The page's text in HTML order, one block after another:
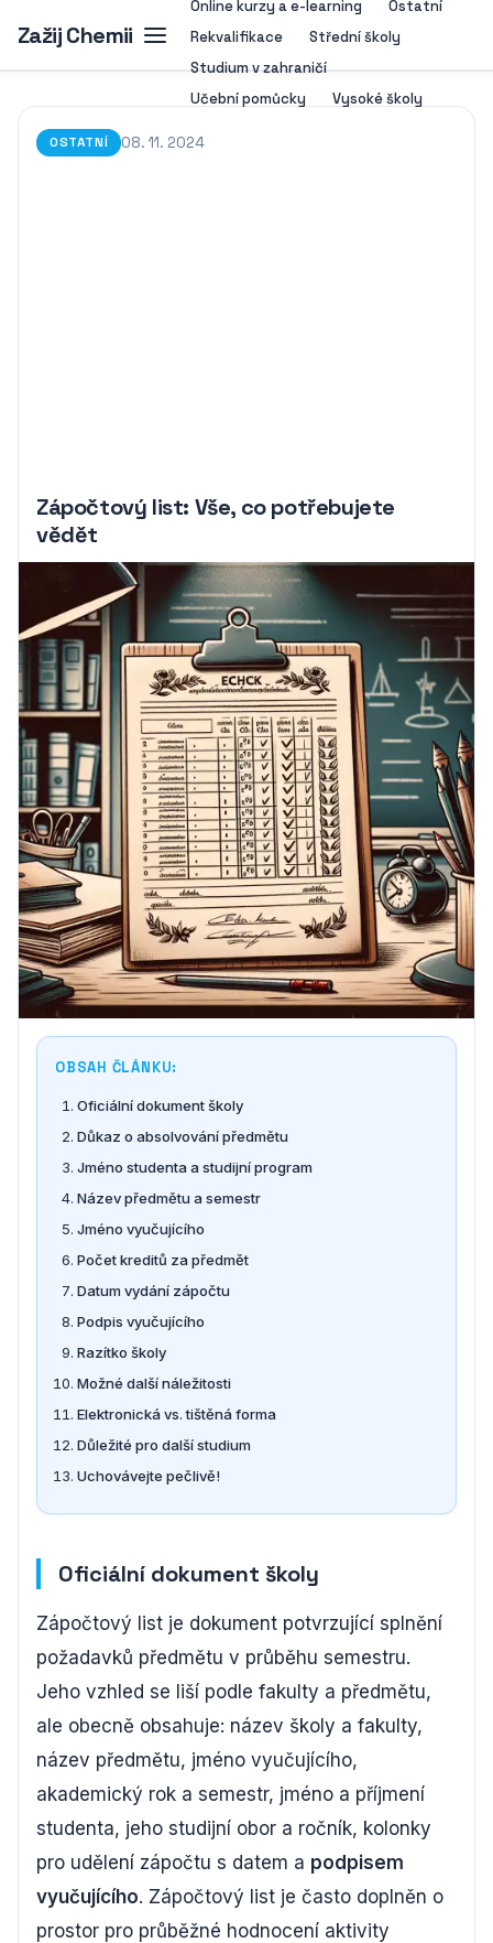
Zažij Chemii
Online kurzy a e-learning
Ostatní
Rekvalifikace
Střední školy
Studium v zahraničí
Učební pomůcky
Vysoké školy
OSTATNÍ 08. 11. 2024
Zápočtový list: Vše, co potřebujete
vědět
OBSAH ČLÁNKU:
Oficiální dokument školy
Důkaz o absolvování předmětu
Jméno studenta a studijní program
Název předmětu a semestr
Jméno vyučujícího
Počet kreditů za předmět
Datum vydání zápočtu
Podpis vyučujícího
Razítko školy
Možné další náležitosti
Elektronická vs. tištěná forma
Důležité pro další studium
Uchovávejte pečlivě!
Oficiální dokument školy
Zápočtový list je dokument potvrzující splnění
požadavků předmětu v průběhu semestru.
Jeho vzhled se liší podle fakulty a předmětu,
ale obecně obsahuje: název školy a fakulty,
název předmětu, jméno vyučujícího,
akademický rok a semestr, jméno a příjmení
studenta, jeho studijní obor a ročník, kolonky
pro udělení zápočtu s datem a podpisem
vyučujícího. Zápočtový list je často doplněn o
prostor pro průběžné hodnocení aktivity